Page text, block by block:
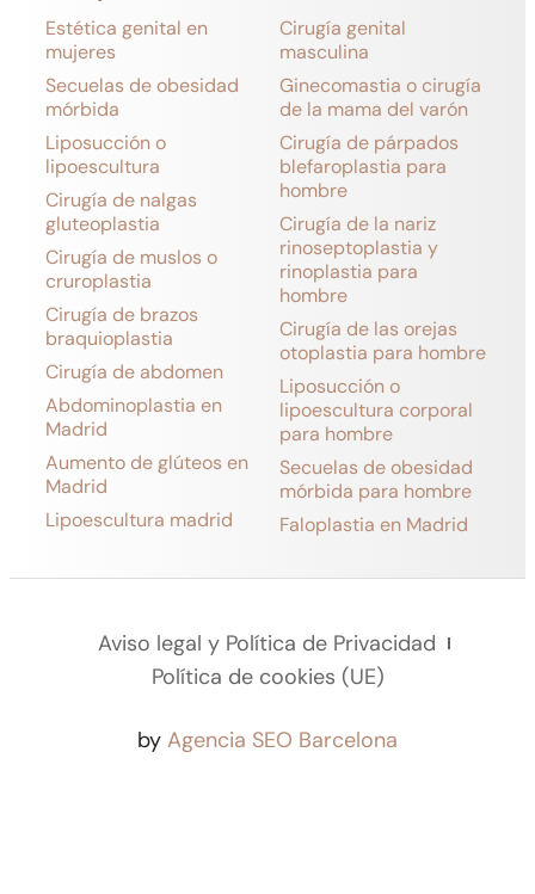
Estética genital en
mujeres
Secuelas de obesidad
mórbida
Liposucción o
lipoescultura
Cirugía de nalgas
gluteoplastia
Cirugía de muslos o
cruroplastia
Cirugía de brazos
braquioplastia
Cirugía de abdomen
Abdominoplastia en
Madrid
Aumento de glúteos en
Madrid
Lipoescultura madrid
Cirugía genital
masculina
Ginecomastia o cirugía
de la mama del varón
Cirugía de párpados
blefaroplastia para
hombre
Cirugía de la nariz
rinoseptoplastia y
rinoplastia para
hombre
Cirugía de las orejas
otoplastia para hombre
Liposucción o
lipoescultura corporal
para hombre
Secuelas de obesidad
mórbida para hombre
Faloplastia en Madrid
Aviso legal y Política de Privacidad
Política de cookies (UE)
by Agencia SEO Barcelona